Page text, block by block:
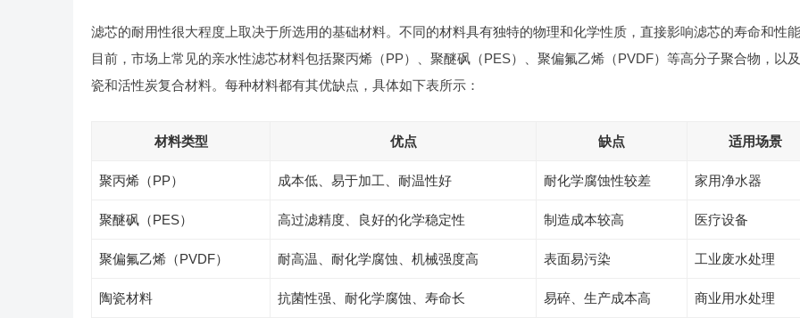
滤芯的耐用性很大程度上取决于所选用的基础材料。不同的材料具有独特的物理和化学性质，直接影响滤芯的寿命和性能
目前，市场上常见的亲水性滤芯材料包括聚丙烯（PP）、聚醚砜（PES）、聚偏氟乙烯（PVDF）等高分子聚合物，以
瓷和活性炭复合材料。每种材料都有其优缺点，具体如下表所示：
材料类型 优点 缺点 适用场景
聚丙烯（PP） 成本低、易于加工、耐温性好 耐化学腐蚀性较差 家用净水器
聚醚砜（PES） 高过滤精度、良好的化学稳定性 制造成本较高 医疗设备
聚偏氟乙烯（PVDF） 耐高温、耐化学腐蚀、机械强度高 表面易污染 工业废水处理
陶瓷材料 抗菌性强、耐化学腐蚀、寿命长 易碎、生产成本高 商业用水处理